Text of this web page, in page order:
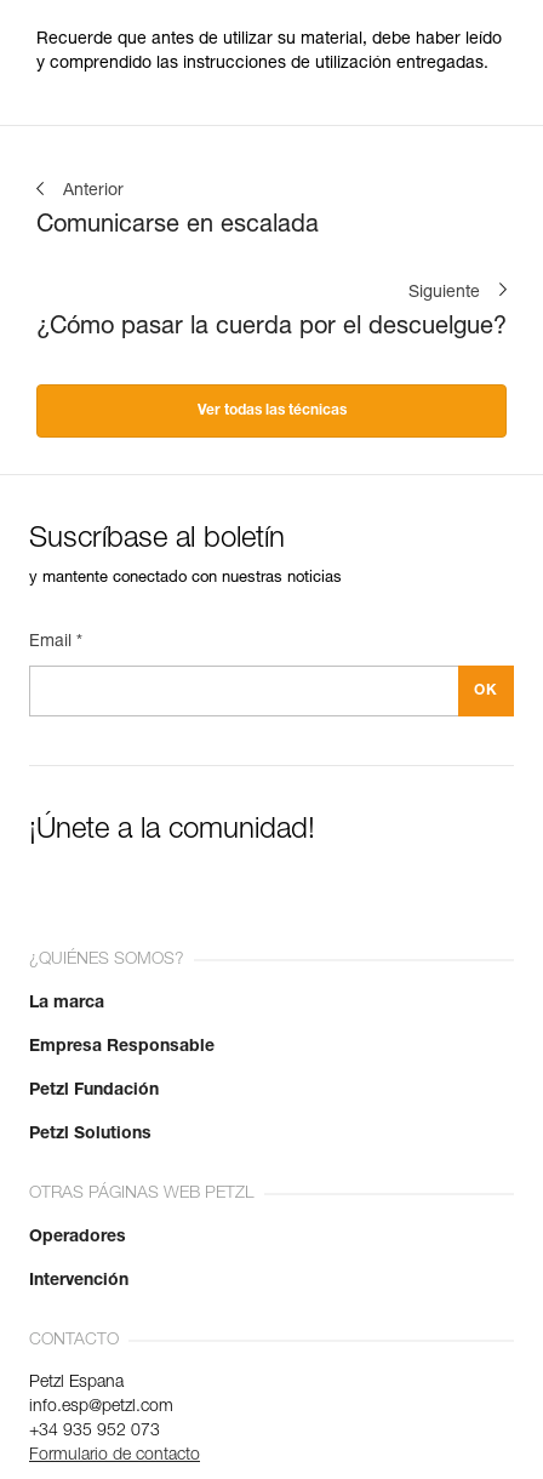
Recuerde que antes de utilizar su material, debe haber leído
y comprendido las instrucciones de utilización entregadas.
Anterior
Comunicarse en escalada
Siguiente
¿Cómo pasar la cuerda por el descuelgue?
Ver todas las técnicas
Suscríbase al boletín
y mantente conectado con nuestras noticias
Email *
¡Únete a la comunidad!
¿QUIÉNES SOMOS?
La marca
Empresa Responsable
Petzl Fundación
Petzl Solutions
OTRAS PÁGINAS WEB PETZL
Operadores
Intervención
CONTACTO
Petzl Espana
info.esp@petzl.com
+34 935 952 073
Formulario de contacto